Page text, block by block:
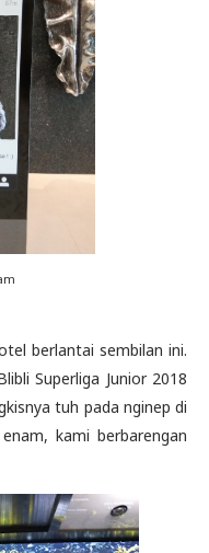
berlantai sembilan ini.
Superliga Junior 2018
tuh pada nginep di
kami berbarengan